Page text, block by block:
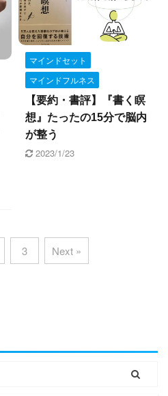
マインドセット
マインドフルネス
【要約・書評】『書く瞑
想』たったの15分で脳内
が整う
2023/1/23
3 Next »